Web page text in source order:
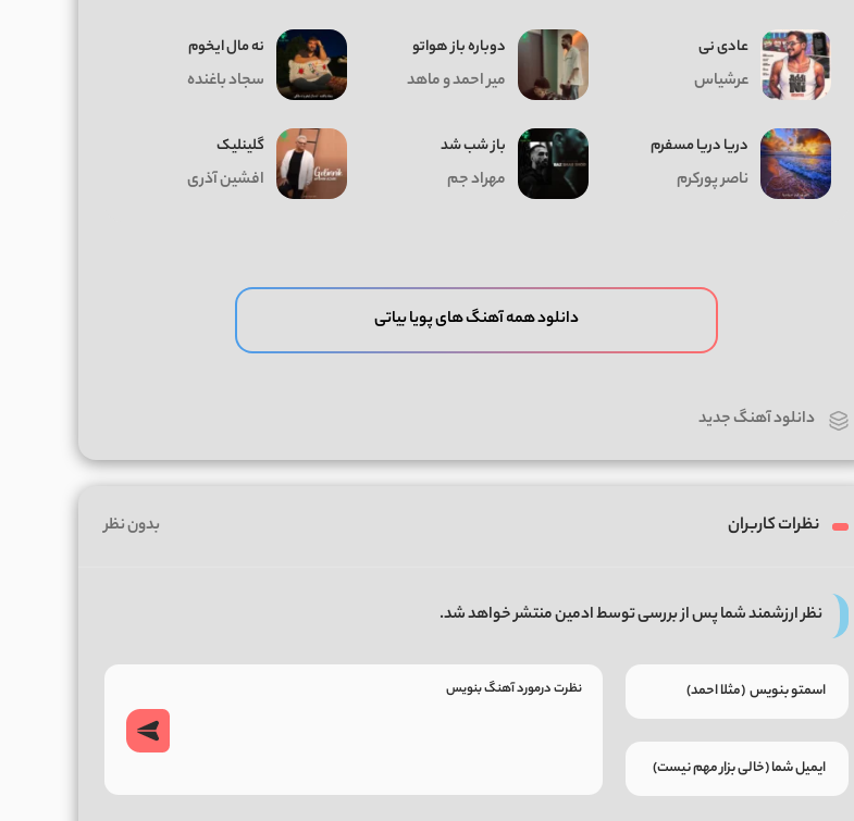
عادی نی
عرشیاس
دوباره باز هواتو
میر احمد و ماهد
ﻧﻪ ﻣﺎل اﻳﺨﻮم
سجاد باغنده
دریا دریا مسفرم
ناصر پورکرم
باز شب شد
مهراد جم
گلینلیک
افشین آذری
دانلود همه آهنگ های پویا بیاتی
دانلود آهنگ جدید
نظرات کاربران بدون نظر
نظر ارزشمند شما پس از بررسی توسط ادمین منتشر خواهد شد.